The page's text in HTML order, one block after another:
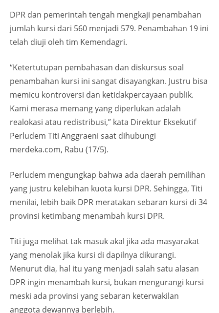
DPR dan pemerintah tengah mengkaji penambahan
jumlah kursi dari 560 menjadi 579. Penambahan 19 ini
telah diuji oleh tim Kemendagri.
“Ketertutupan pembahasan dan diskursus soal
penambahan kursi ini sangat disayangkan. Justru bisa
memicu kontroversi dan ketidakpercayaan publik.
Kami merasa memang yang diperlukan adalah
realokasi atau redistribusi,” kata Direktur Eksekutif
Perludem Titi Anggraeni saat dihubungi
merdeka.com, Rabu (17/5).
Perludem mengungkap bahwa ada daerah pemilihan
yang justru kelebihan kuota kursi DPR. Sehingga, Titi
menilai, lebih baik DPR meratakan sebaran kursi di 34
provinsi ketimbang menambah kursi DPR.
Titi juga melihat tak masuk akal jika ada masyarakat
yang menolak jika kursi di dapilnya dikurangi.
Menurut dia, hal itu yang menjadi salah satu alasan
DPR ingin menambah kursi, bukan mengurangi kursi
meski ada provinsi yang sebaran keterwakilan
anggota dewannya berlebih.